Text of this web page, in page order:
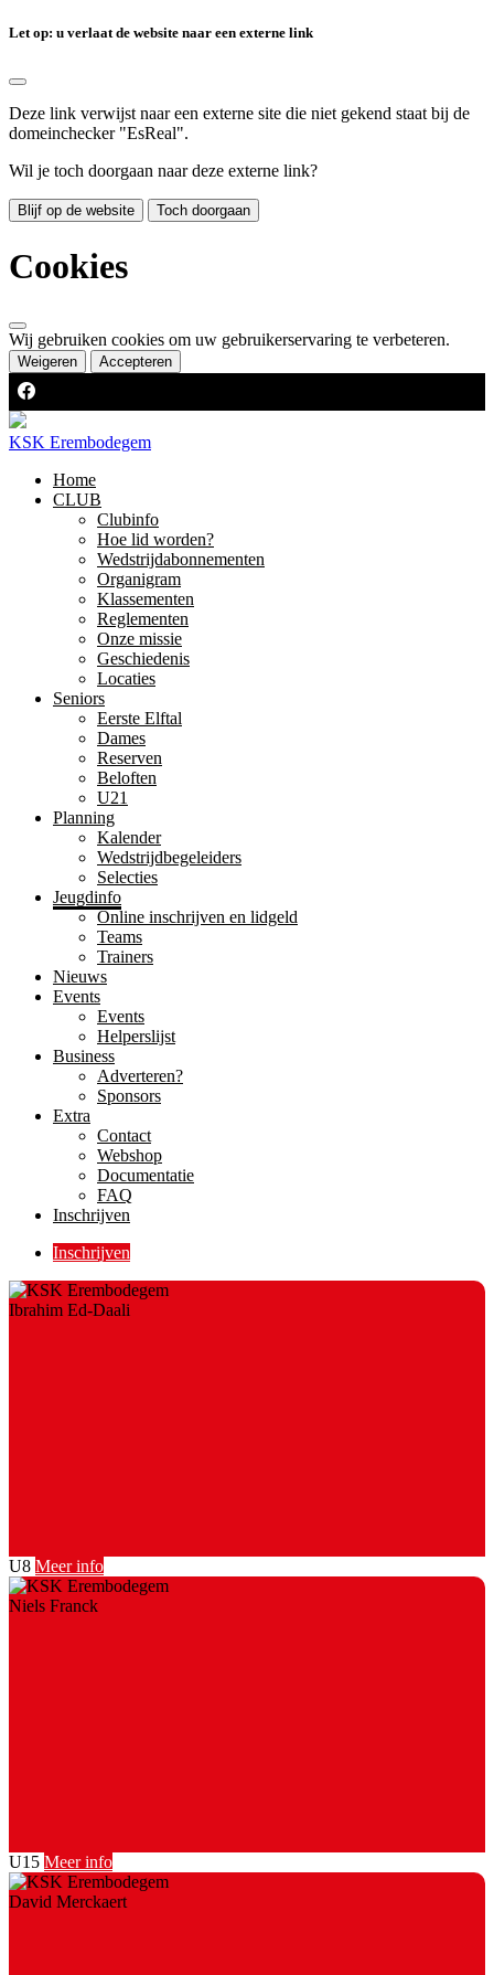
Let op: u verlaat de website naar een externe link
Deze link verwijst naar een externe site die niet gekend staat bij de
domeinchecker "EsReal".
Wil je toch doorgaan naar deze externe link?
Blijf op de website Toch doorgaan
Cookies
Wij gebruiken cookies om uw gebruikerservaring te verbeteren.
Weigeren Accepteren
KSK Erembodegem
Home
CLUB
Clubinfo
Hoe lid worden?
Wedstrijdabonnementen
Organigram
Klassementen
Reglementen
Onze missie
Geschiedenis
Locaties
Seniors
Eerste Elftal
Dames
Reserven
Beloften
U21
Planning
Kalender
Wedstrijdbegeleiders
Selecties
Jeugdinfo
Online inschrijven en lidgeld
Teams
Trainers
Nieuws
Events
Events
Helperslijst
Business
Adverteren?
Sponsors
Extra
Contact
Webshop
Documentatie
FAQ
Inschrijven
Inschrijven
Ibrahim Ed-Daali
U8 Meer info
Niels Franck
U15 Meer info
David Merckaert